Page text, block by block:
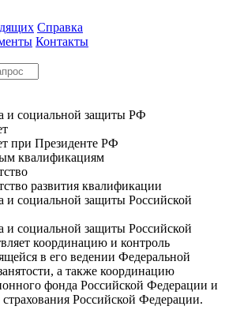
Справка
Контакты
и социальной защиты РФ
при Президенте РФ
квалификациям
развития квалификации
и социальной защиты Российской
и социальной защиты Российской
координацию и контроль
в его ведении Федеральной
а также координацию
фонда Российской Федерации и
Российской Федерации.